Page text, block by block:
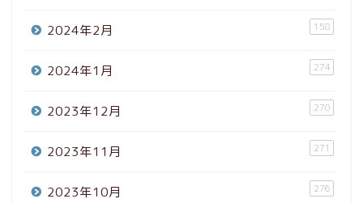
2024年2月 158
2024年1月 274
2023年12月 270
2023年11月 271
2023年10月 276